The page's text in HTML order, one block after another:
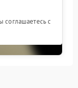
соглашаетесь с